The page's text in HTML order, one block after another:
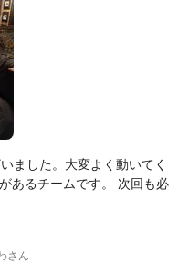
ました。大変よく動いてく
あるチームです。 次回も必
さん